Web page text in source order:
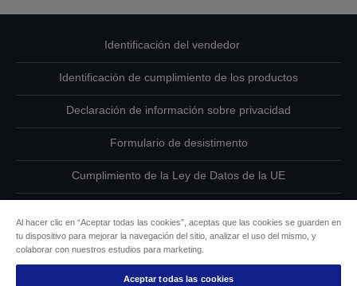
Identificación del vendedor
Identificación de cumplimiento de los productos
Declaración de información sobre privacidad
Formulario de desistimento
Cumplimiento de la Ley de Datos de la UE
Información sobre cookies
Compromiso de accesibilidad de Epson
Al hacer clic en “Aceptar todas las cookies”, aceptas que las cookies se guarden en
tu dispositivo para mejorar la navegación del sitio, analizar el uso del mismo, y
colaborar con nuestros estudios para marketing.
Aceptar todas las cookies